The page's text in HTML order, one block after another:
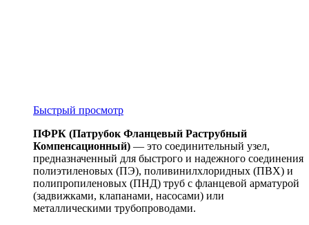
Быстрый просмотр
ПФРК (Патрубок Фланцевый Раструбный
Компенсационный) — это соединительный узел,
предназначенный для быстрого и надежного соединения
полиэтиленовых (ПЭ), поливинилхлоридных (ПВХ) и
полипропиленовых (ПНД) труб с фланцевой арматурой
(задвижками, клапанами, насосами) или
металлическими трубопроводами.